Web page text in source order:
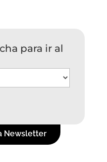
para ir al
Newsletter